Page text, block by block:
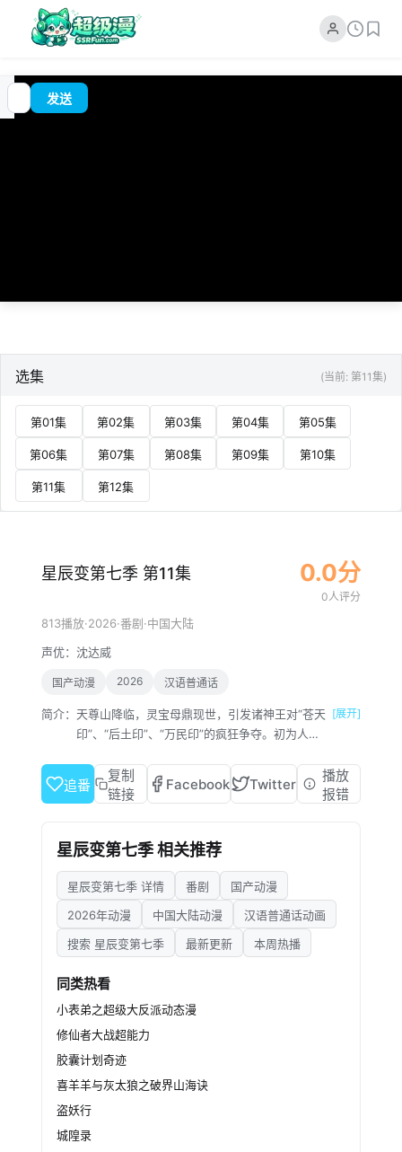
00:00
追
番
?发送
选集 (当前: 第11集)
第01集 第02集 第03集 第04集 第05集
第06集 第07集 第08集 第09集 第10集
第11集 第12集
星辰变第七季 第11集 0.0分
0人评分
813播放·2026·番剧·中国大陆
声优： 沈达威
国产动漫 2026 汉语普通话
简介： 天尊山降临，灵宝母鼎现世，引发诸神王对“苍天
印”、“后土印”、“万民印”的疯狂争夺。初为人父
对抗。当姜澜夺得后土印成为众矢之的，秦羽展
现出惊人实力震慑群雄。
得万民印，秦羽为夺回此印怒斩强敌。为终结这
场纷争，他设下计谋，将觊觎者引入自己的神秘
领域，并在此了结宿怨。
最终，三印合一，
新的天尊诞生。但旧日恩怨未消，天尊级强者前
来寻仇，却引发了意想不到的后果。秦羽的命
界。
[展开]
追番
复制
链接
Facebook Twitter
播放
报错
星辰变第七季 相关推荐
星辰变第七季 详情 番剧
国产动漫
2026年动漫
中国大陆动漫
汉语普通话动画
搜索 星辰变第七季
最新更新 本周热播
同类热看
小表弟之超级大反派动态漫
修仙者大战超能力
胶囊计划奇迹
喜羊羊与灰太狼之破界山海诀
盗妖行
城隍录